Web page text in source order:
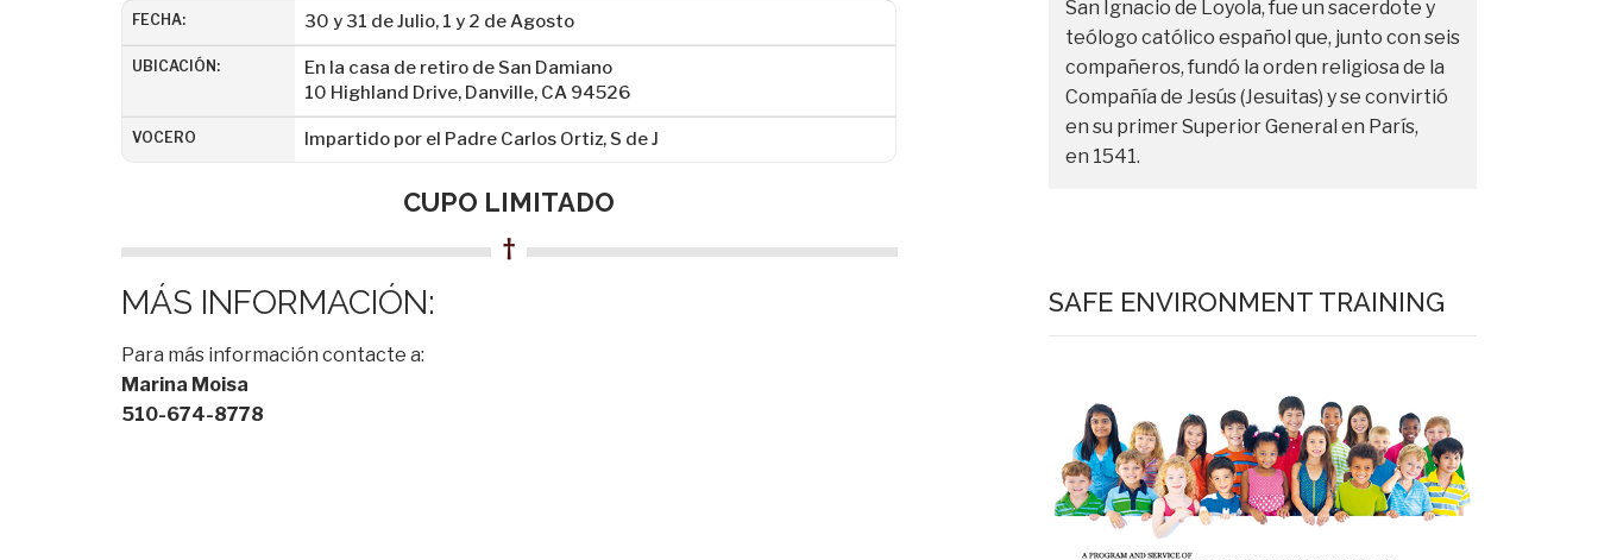
FECHA: 30 y 31 de Julio, 1 y 2 de Agosto
UBICACIÓN:
En la casa de retiro de San Damiano
10 Highland Drive, Danville, CA 94526
VOCERO Impartido por el Padre Carlos Ortiz, S de J
CUPO LIMITADO
†
MÁS INFORMACIÓN:
Para más información contacte a:
Marina Moisa
510-674-8778
San Ignacio de Loyola, fue un sacerdote y
teólogo católico español que, junto con seis
compañeros, fundó la orden religiosa de la
Compañía de Jesús (Jesuitas) y se convirtió
en su primer Superior General en París,
en 1541.
SAFE ENVIRONMENT TRAINING